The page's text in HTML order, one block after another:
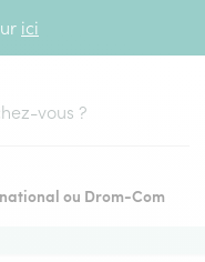
ici
ou Drom-Com